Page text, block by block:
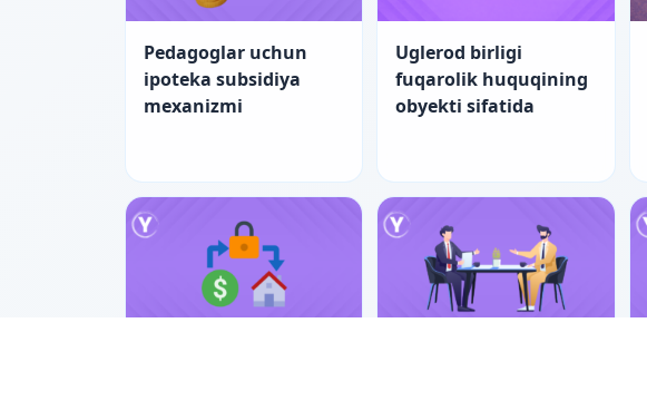
Pedagoglar uchun
ipoteka subsidiya
mexanizmi
Uglerod birligi
fuqarolik huquqining
obyekti sifatida